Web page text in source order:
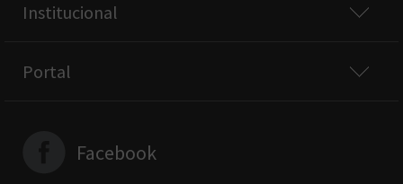
Institucional
Portal
Facebook